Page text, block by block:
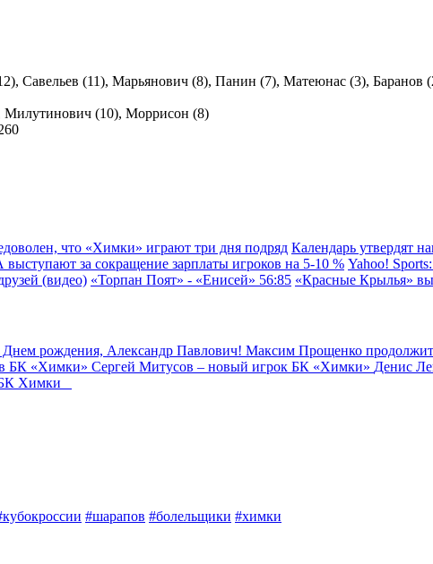
Савельев (11), Марьянович (8), Панин (7), Матеюнас (3),
Милутинович (10), Моррисон (8)
что «Химки» играют три дня подряд Календарь утвердят
за сокращение зарплаты игроков на 5-10 % Yahoo!
(видео) «Торпан Поят» - «Енисей» 56:85 «Красные Крылья»
рождения, Александр Павлович! Максим Прощенко
БК «Химки» Сергей Митусов – новый игрок БК «Химки» Денис
Химки
#шарапов #болельщики #химки